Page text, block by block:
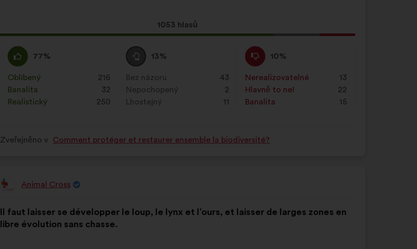
Tento
návrh
1053 hlasů
Souhlasím
:
77%
Tento
návrh
byl
kvalifikován:
Oblíbený
: 216
krát
Banalita
: 32
krát
Realistický
: 250
krát
Neutrální
hlas
:
13%
Tento
návrh
byl
kvalifikován:
Bez názoru
: 43
krát
Nepochopený
: 2
krát
Lhostejný
11
krát
Nesouhlasím
:
10%
Tento
návrh
byl
kvalifikován:
Nerealizovatelné
: 13
krát
Hlavně to ne!
: 22
krát
Banalita
: 15
krát
Zveřejněno v Comment protéger et restaurer ensemble la biodiversité?
Návrh:
Animal Cross
návrhu:
Il faut laisser se développer le loup, le lynx et l’ours, et laisser de larges zones en
libre évolution sans chasse.
distribucí: